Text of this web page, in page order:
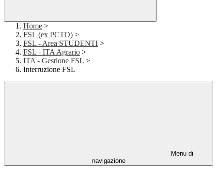
Home >
FSL (ex PCTO) >
FSL - Area STUDENTI >
FSL - ITA Agrario >
ITA - Gestione FSL >
Interruzione FSL
Menu di
navigazione